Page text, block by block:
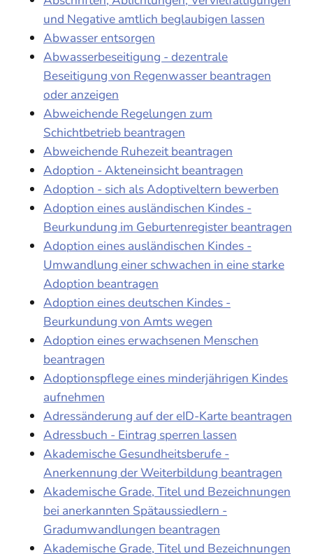
und Negative amtlich beglaubigen lassen
Abwasser entsorgen
Abwasserbeseitigung - dezentrale
Beseitigung von Regenwasser beantragen
oder anzeigen
Abweichende Regelungen zum
Schichtbetrieb beantragen
Abweichende Ruhezeit beantragen
Adoption - Akteneinsicht beantragen
Adoption - sich als Adoptiveltern bewerben
Adoption eines ausländischen Kindes -
Beurkundung im Geburtenregister beantragen
Adoption eines ausländischen Kindes -
Umwandlung einer schwachen in eine starke
Adoption beantragen
Adoption eines deutschen Kindes -
Beurkundung von Amts wegen
Adoption eines erwachsenen Menschen
beantragen
Adoptionspflege eines minderjährigen Kindes
aufnehmen
Adressänderung auf der eID-Karte beantragen
Adressbuch - Eintrag sperren lassen
Akademische Gesundheitsberufe -
Anerkennung der Weiterbildung beantragen
Akademische Grade, Titel und Bezeichnungen
bei anerkannten Spätaussiedlern -
Gradumwandlungen beantragen
Akademische Grade, Titel und Bezeichnungen